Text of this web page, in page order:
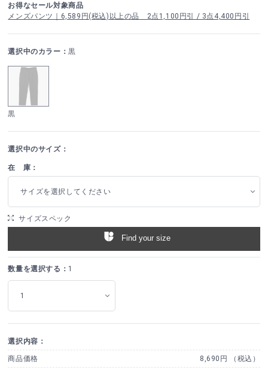
お得なセール対象商品
メンズパンツ｜6,589円(税込)以上の品 2点1,100円引 / 3点4,400円引
選択中のカラー：黒
黒
選択中のサイズ：
在 庫：
サイズを選択してください
サイズスペック
Find your size
数量を選択する： 1
選択内容：
商品価格 8,690円 （税込）